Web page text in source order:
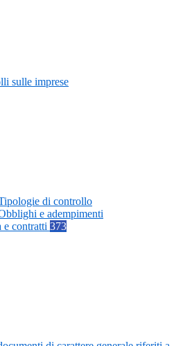
sulle imprese
di controllo
e adempimenti
e contratti 373